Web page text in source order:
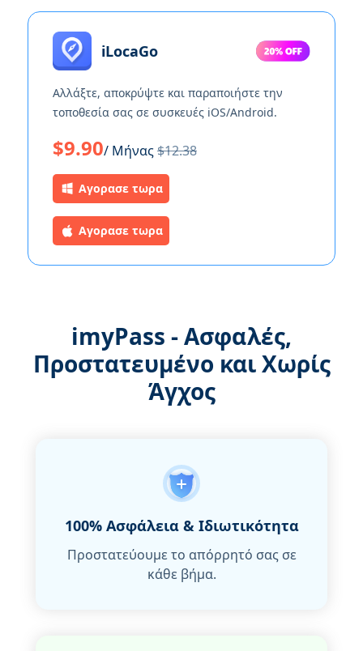
iLocaGo
Αλλάξτε, αποκρύψτε και παραποιήστε την
τοποθεσία σας σε συσκευές iOS/Android.
$9.90/ Μήνας$12.38
Αγορασε τωρα
Αγορασε τωρα
imyPass - Ασφαλές,
Προστατευμένο και Χωρίς
Άγχος
100% Ασφάλεια & Ιδιωτικότητα
Προστατεύουμε το απόρρητό σας σε
κάθε βήμα.